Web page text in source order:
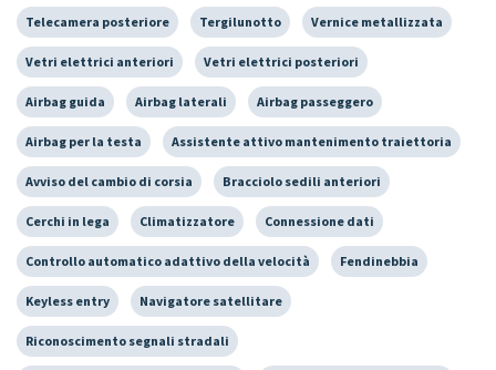
Telecamera posteriore Tergilunotto Vernice metallizzata
Vetri elettrici anteriori Vetri elettrici posteriori
Airbag guida Airbag laterali Airbag passeggero
Airbag per la testa Assistente attivo mantenimento traiettoria
Avviso del cambio di corsia Bracciolo sedili anteriori
Cerchi in lega Climatizzatore Connessione dati
Controllo automatico adattivo della velocità Fendinebbia
Keyless entry Navigatore satellitare
Riconoscimento segnali stradali